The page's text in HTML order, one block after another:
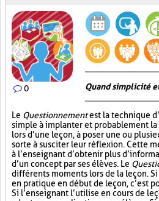
0 Quand simplicité
Le Questionnementest la technique
simple à implanter et probablement
lors d’une leçon, à poser une ou
sorte à susciter leur réflexion. Cette
à l’enseignant d’obtenir plus
d’un concept par ses élèves. Le
différents moments lors de la leçon.
en pratique en début de leçon, c’est
Si l’enseignant l’utilise en cours de